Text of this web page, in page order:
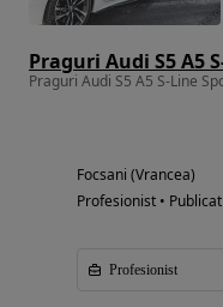
Focsani (Vrancea)
Profesionist • Publicat
Profesionist